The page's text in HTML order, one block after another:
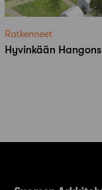
Ratkenneet
Hyvinkään